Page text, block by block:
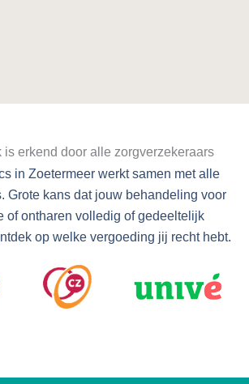
erkend door alle zorgverzekeraars
in Zoetermeer werkt samen met alle
Grote kans dat jouw behandeling voor
of ontharen volledig of gedeeltelijk
op welke vergoeding jij recht hebt.